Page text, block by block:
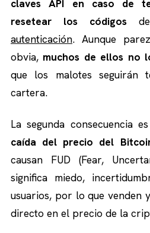
claves API en caso de
resetear los códigos
autenticación. Aunque
obvia, muchos de ellos no
que los malotes seguirán
cartera.
La segunda consecuencia
caída del precio del
causan FUD (Fear,
significa miedo,
usuarios, por lo que venden
directo en el precio de la